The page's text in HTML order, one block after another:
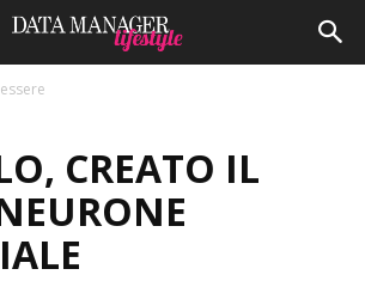
CREATO IL